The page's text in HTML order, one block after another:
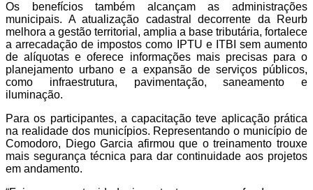
Os benefícios também alcançam as administrações
municipais. A atualização cadastral decorrente da Reurb
melhora a gestão territorial, amplia a base tributária, fortalece
a arrecadação de impostos como IPTU e ITBI sem aumento
de alíquotas e oferece informações mais precisas para o
planejamento urbano e a expansão de serviços públicos,
como infraestrutura, pavimentação, saneamento e
iluminação.
Para os participantes, a capacitação teve aplicação prática
na realidade dos municípios. Representando o município de
Comodoro, Diego Garcia afirmou que o treinamento trouxe
mais segurança técnica para dar continuidade aos projetos
em andamento.